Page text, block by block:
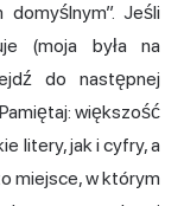
Jeśli
(moja była na
do następnej
większość
litery, jak i cyfry, a
miejsce, w którym